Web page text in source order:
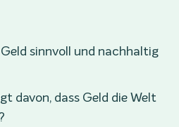
sinnvoll und nachhaltig
davon, dass Geld die Welt